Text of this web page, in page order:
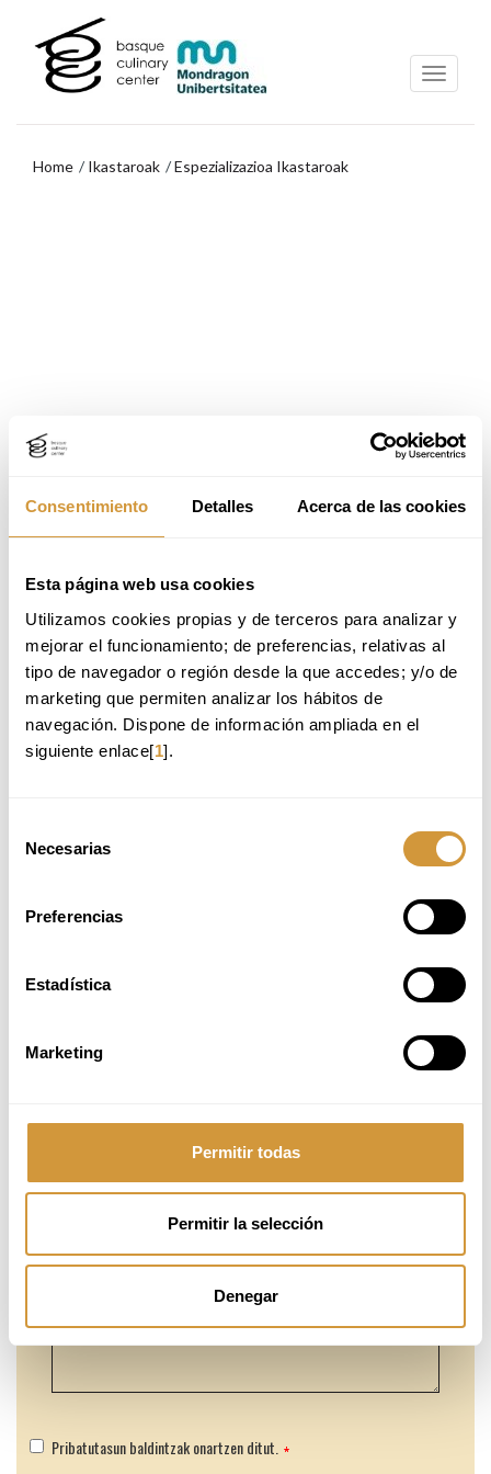
Consentimiento Detalles Acerca de las cookies
Esta página web usa cookies
Utilizamos cookies propias y de terceros para analizar y
mejorar el funcionamiento; de preferencias, relativas al
tipo de navegador o región desde la que accedes; y/o de
marketing que permiten analizar los hábitos de
navegación. Dispone de información ampliada en el
siguiente enlace[1].
Necesarias
Preferencias
Estadística
Marketing
Permitir todas
Permitir la selección
Denegar
Home Ikastaroak Espezializazioa Ikastaroak
BASQUE CULINARY CENTER
Paseo Juan Avelino Barriola, 101
20009 Donostia-San Sebastián (Gipuzkoa)
Tlf.: +34 943 574 500
info@bculinary.com
HARREMANETARAKO FORMULARIOA
markatutako eremuak beharrezkoak dira.
Pribatutasun baldintzak onartzen ditut.